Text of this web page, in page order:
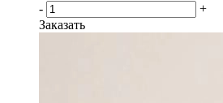
-
+
Заказать